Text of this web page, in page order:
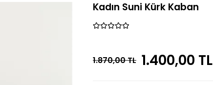
Kadın Suni Kürk Kaban
1.870,00 TL 1.400,00 TL